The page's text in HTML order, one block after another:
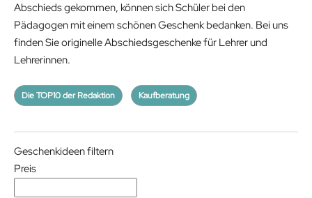
Abschieds gekommen, können sich Schüler bei den
Pädagogen mit einem schönen Geschenk bedanken. Bei uns
finden Sie originelle Abschiedsgeschenke für Lehrer und
Lehrerinnen.
Die TOP10 der Redaktion Kaufberatung
Geschenkideen filtern
Preis